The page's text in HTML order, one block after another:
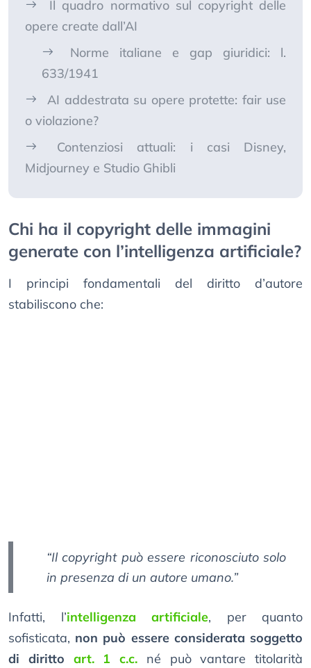
Il quadro normativo sul copyright delle
opere create dall’AI
Norme italiane e gap giuridici: l.
633/1941
AI addestrata su opere protette: fair use
o violazione?
Contenziosi attuali: i casi Disney,
Midjourney e Studio Ghibli
Chi ha il copyright delle immagini
generate con l’intelligenza artificiale?
I principi fondamentali del diritto d’autore
stabiliscono che:
“Il copyright può essere riconosciuto solo
in presenza di un autore umano.”
Infatti, l’intelligenza artificiale, per quanto
sofisticata, non può essere considerata soggetto
di diritto
art. 1 c.c. né può vantare titolarità